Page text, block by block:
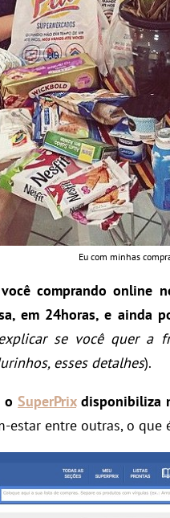
Eu com minhas
você comprando online
em 24horas, e ainda
se você quer a
esses detalhes).
o SuperPrixdisponibiliza
estar entre outras, o que